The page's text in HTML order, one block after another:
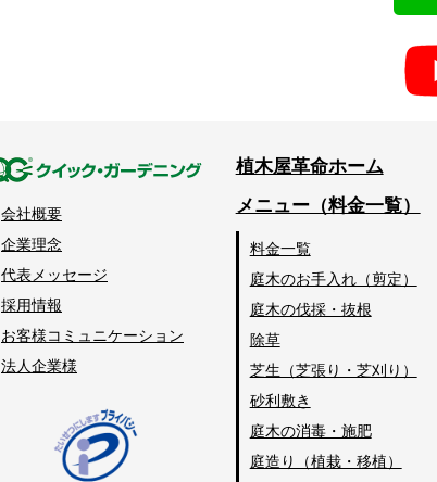
会社概要
企業理念
代表メッセージ
採用情報
お客様コミュニケーション
法人企業様
植木屋革命ホーム
メニュー（料金一覧）
料金一覧
庭木のお手入れ（剪定）
庭木の伐採・抜根
除草
芝生（芝張り・芝刈り）
砂利敷き
庭木の消毒・施肥
庭造り（植栽・移植）